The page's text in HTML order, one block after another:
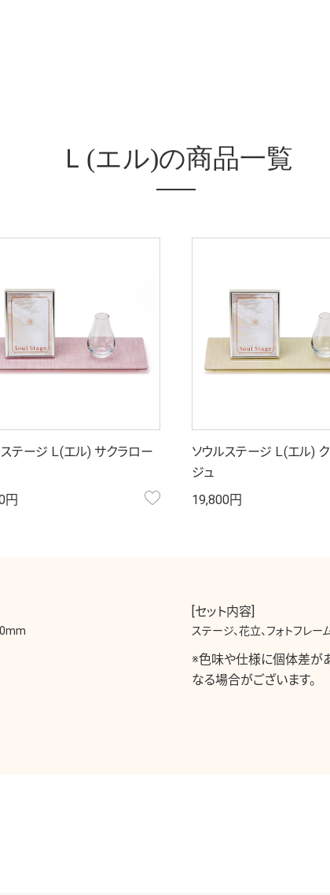
Ｌ(エル)の商品一覧
テージ Ｌ(エル) サクラロー
円 お気に入り
ソウルステージ Ｌ(エル)
ジュ
19,800円
[セット内容]
ステージ、花立、フォトフレー
※色味や仕様に個体差が
なる場合がございます。